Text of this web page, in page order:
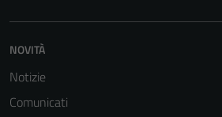
NOVITÀ
Notizie
Comunicati